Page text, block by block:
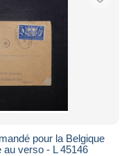
pour la Belgique
au verso - L 45146